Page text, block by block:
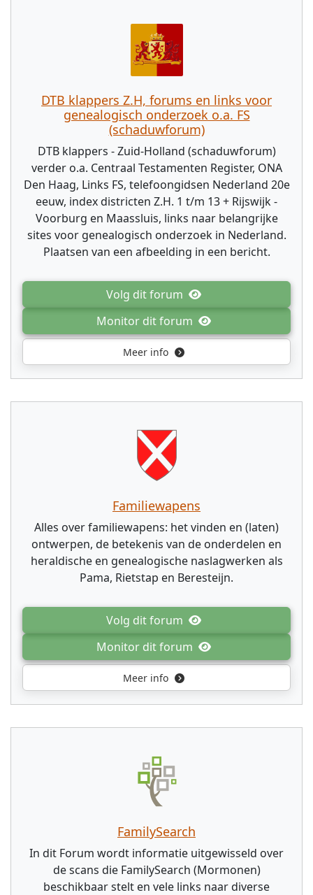
DTB klappers Z.H, forums en links voor
genealogisch onderzoek o.a. FS
(schaduwforum)
DTB klappers - Zuid-Holland (schaduwforum)
verder o.a. Centraal Testamenten Register, ONA
Den Haag, Links FS, telefoongidsen Nederland 20e
eeuw, index districten Z.H. 1 t/m 13 + Rijswijk -
Voorburg en Maassluis, links naar belangrijke
sites voor genealogisch onderzoek in Nederland.
Plaatsen van een afbeelding in een bericht.
Volg dit forum
Monitor dit forum
Meer info
Familiewapens
Alles over familiewapens: het vinden en (laten)
ontwerpen, de betekenis van de onderdelen en
heraldische en genealogische naslagwerken als
Pama, Rietstap en Beresteijn.
Volg dit forum
Monitor dit forum
Meer info
FamilySearch
In dit Forum wordt informatie uitgewisseld over
de scans die FamilySearch (Mormonen)
beschikbaar stelt en vele links naar diverse